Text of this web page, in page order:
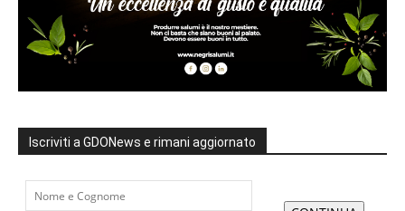
Iscriviti a GDONews e rimani aggiornato